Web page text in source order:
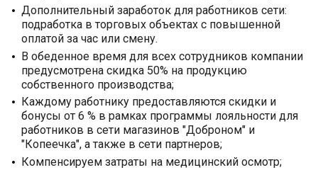
Дополнительный заработок для работников сети:
подработка в торговых объектах с повышенной
оплатой за час или смену.
В обеденное время для всех сотрудников компании
предусмотрена скидка 50% на продукцию
собственного производства;
Каждому работнику предоставляются скидки и
бонусы от 6 % в рамках программы лояльности для
работников в сети магазинов "Доброном" и
"Копеечка", а также в сети партнеров;
Компенсируем затраты на медицинский осмотр;